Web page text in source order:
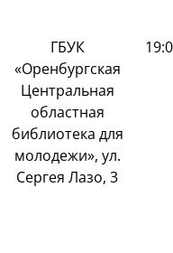
ГБУК
«Оренбургская
Центральная
областная
библиотека для
молодежи», ул.
Сергея Лазо, 3